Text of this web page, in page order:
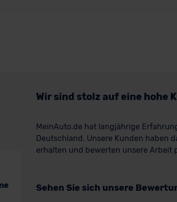
Wir sind stolz auf eine hohe
MeinAuto.de hat langjährige
Deutschland. Unsere Kunden haben
erhalten und bewerten unsere Arbeit
Sehen Sie sich unsere